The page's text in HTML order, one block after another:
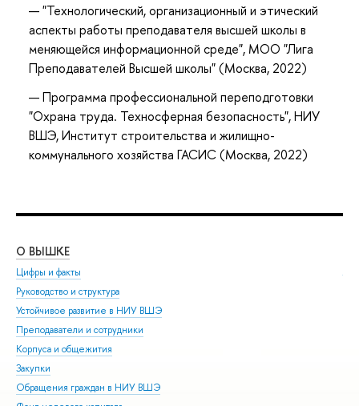
"Технологический, организационный и этический
аспекты работы преподавателя высшей школы в
меняющейся информационной среде", МОО "Лига
Преподавателей Высшей школы" (Москва, 2022)
Программа профессиональной переподготовки
"Охрана труда. Техносферная безопасность", НИУ
ВШЭ, Институт строительства и жилищно-
коммунального хозяйства ГАСИС (Москва, 2022)
О ВЫШКЕ
Цифры и факты
Руководство и структура
Устойчивое развитие в НИУ ВШЭ
Преподаватели и сотрудники
Корпуса и общежития
Закупки
Обращения граждан в НИУ ВШЭ